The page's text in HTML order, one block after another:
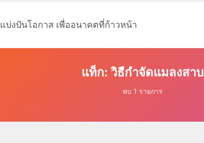
แบ่งปันโอกาส เพื่ออนาคตที่ก้าวหน้า
แท็ก: วิธีกำจัดแมลงสาบ
พบ 1 รายการ